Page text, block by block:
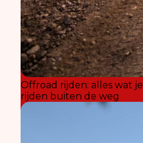
Offroad rijden: alles wat
rijden buiten de weg